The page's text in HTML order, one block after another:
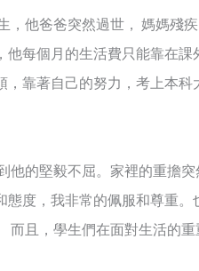
，他爸爸突然過世， 媽媽殘
他每個月的生活費只能靠在課
，靠著自己的努力，考上本科
他的堅毅不屈。家裡的重擔
態度，我非常的佩服和尊重
而且，學生們在面對生活的